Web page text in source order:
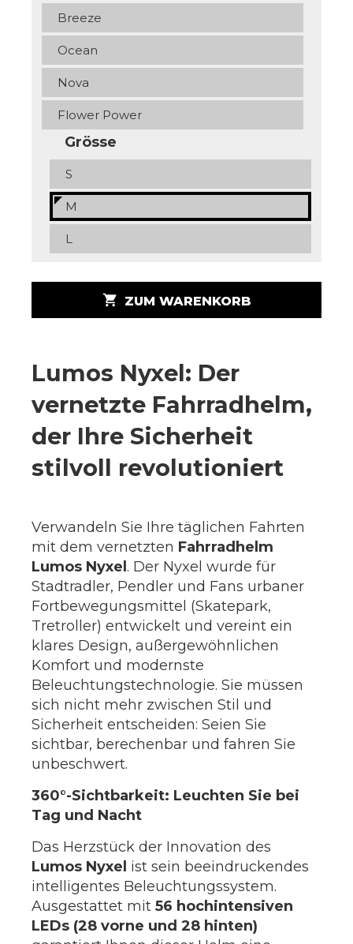
Breeze
Ocean
Nova
Flower Power
Grösse
S
M
L
shopping_cart ZUM WARENKORB
Lumos Nyxel: Der
vernetzte Fahrradhelm,
der Ihre Sicherheit
stilvoll revolutioniert
Verwandeln Sie Ihre täglichen Fahrten
mit dem vernetzten Fahrradhelm
Lumos Nyxel. Der Nyxel wurde für
Stadtradler, Pendler und Fans urbaner
Fortbewegungsmittel (Skatepark,
Tretroller) entwickelt und vereint ein
klares Design, außergewöhnlichen
Komfort und modernste
Beleuchtungstechnologie. Sie müssen
sich nicht mehr zwischen Stil und
Sicherheit entscheiden: Seien Sie
sichtbar, berechenbar und fahren Sie
unbeschwert.
360°-Sichtbarkeit: Leuchten Sie bei
Tag und Nacht
Das Herzstück der Innovation des
Lumos Nyxel ist sein beeindruckendes
intelligentes Beleuchtungssystem.
Ausgestattet mit 56 hochintensiven
LEDs (28 vorne und 28 hinten)